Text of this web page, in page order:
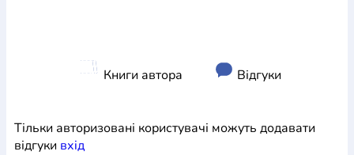
Книги автора Відгуки
Тільки авторизовані користувачі можуть додавати
відгуки вхiд